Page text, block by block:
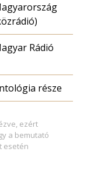
Rádió
része
ezért
a bemutató
esetén